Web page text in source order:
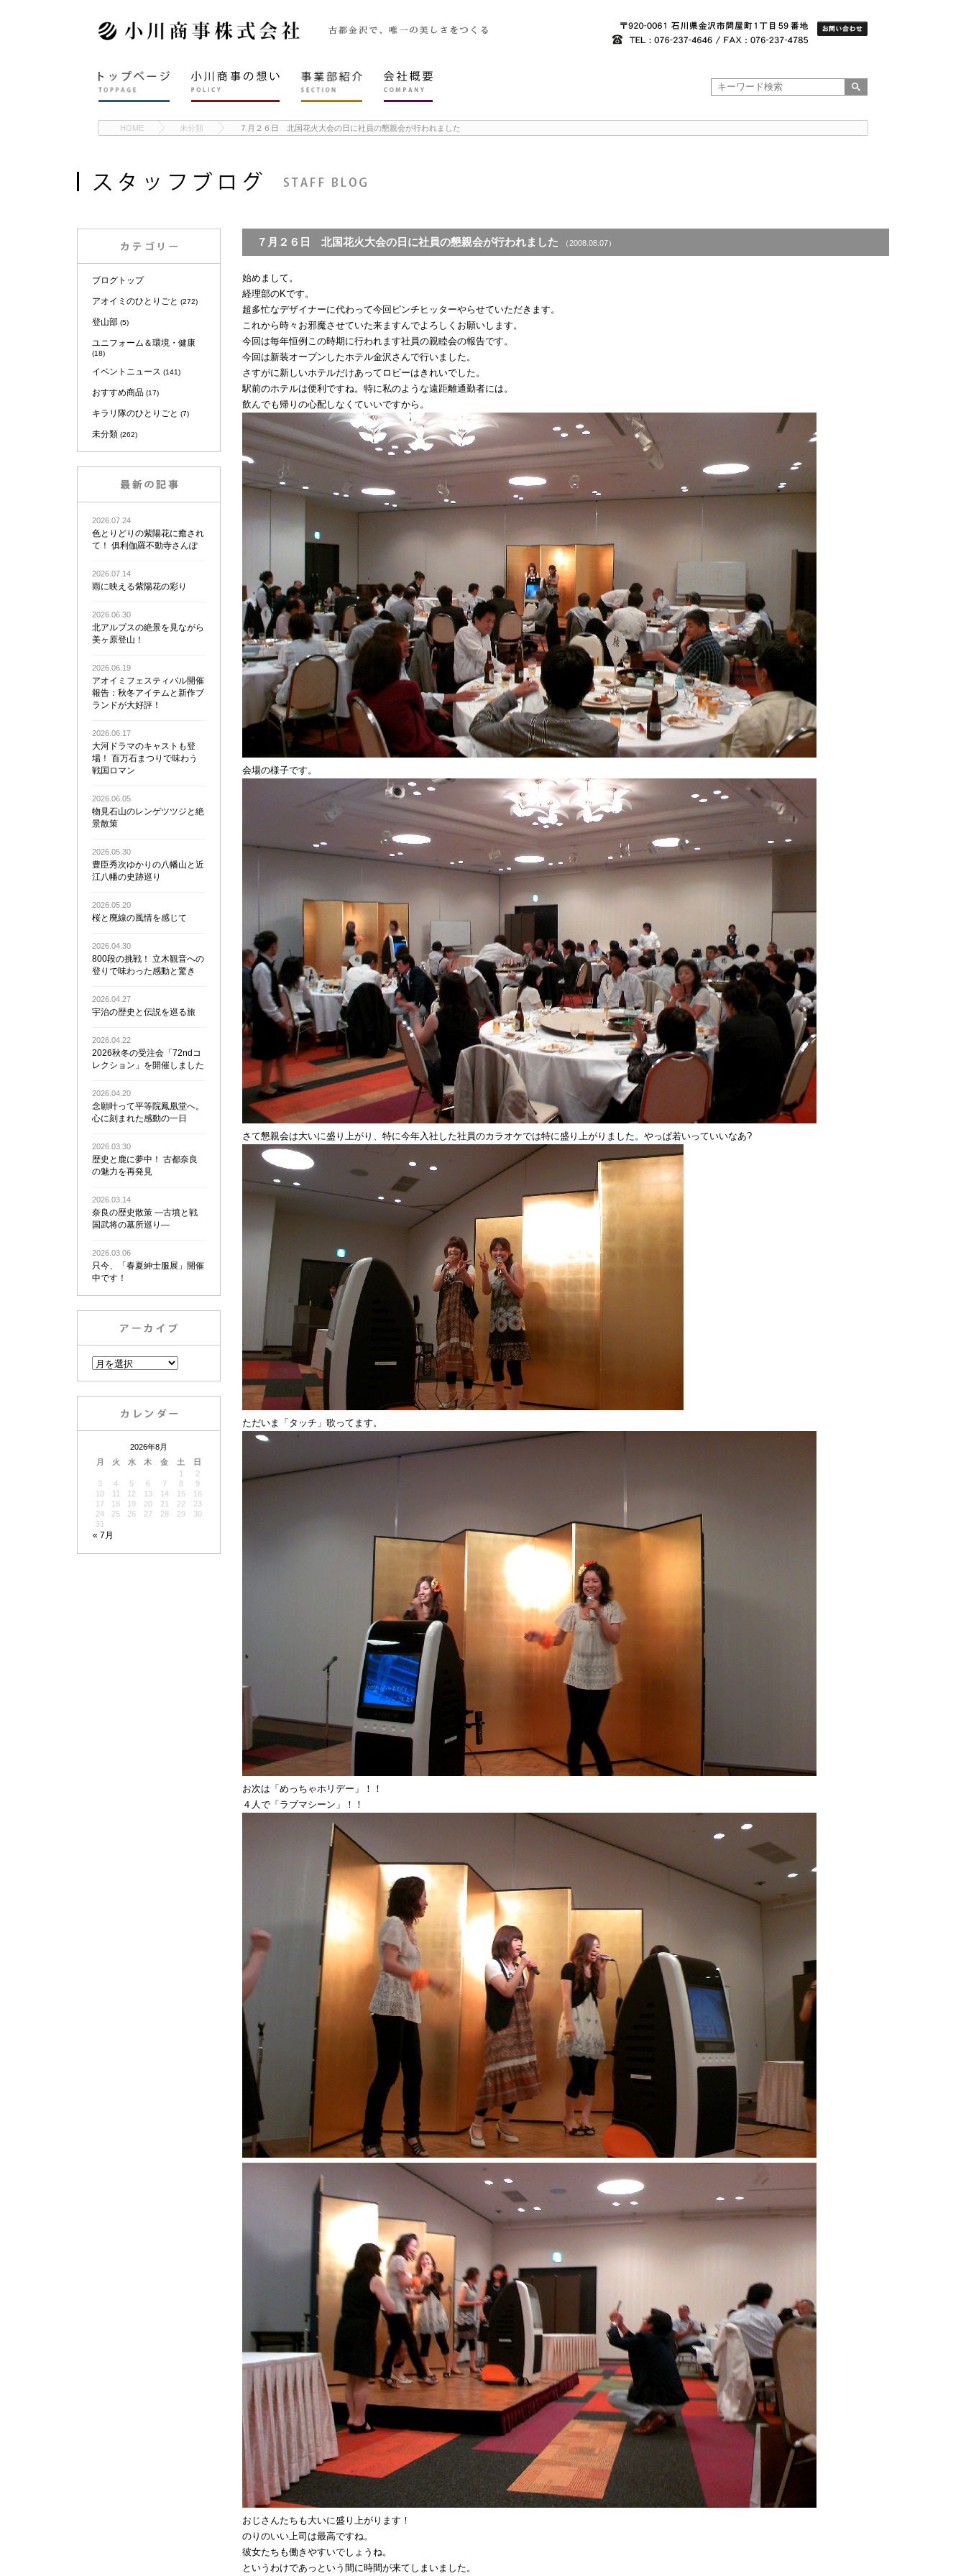
HOME 未分類 ７月２６日 北国花火大会の日に社員の懇親会が行われました
ブログトップ
アオイミのひとりごと (272)
登山部 (5)
ユニフォーム＆環境・健康
(18)
イベントニュース (141)
おすすめ商品 (17)
キラリ隊のひとりごと (7)
未分類 (262)
2026.07.24
色とりどりの紫陽花に癒され
て！ 俱利伽羅不動寺さんぽ
2026.07.14
雨に映える紫陽花の彩り
2026.06.30
北アルプスの絶景を見ながら
美ヶ原登山！
2026.06.19
アオイミフェスティバル開催
報告：秋冬アイテムと新作ブ
ランドが大好評！
2026.06.17
大河ドラマのキャストも登
場！ 百万石まつりで味わう
戦国ロマン
2026.06.05
物見石山のレンゲツツジと絶
景散策
2026.05.30
豊臣秀次ゆかりの八幡山と近
江八幡の史跡巡り
2026.05.20
桜と廃線の風情を感じて
2026.04.30
800段の挑戦！ 立木観音への
登りで味わった感動と驚き
2026.04.27
宇治の歴史と伝説を巡る旅
2026.04.22
2026秋冬の受注会「72ndコ
レクション」を開催しました
2026.04.20
念願叶って平等院鳳凰堂へ。
心に刻まれた感動の一日
2026.03.30
歴史と鹿に夢中！ 古都奈良
の魅力を再発見
2026.03.14
奈良の歴史散策 ―古墳と戦
国武将の墓所巡り―
2026.03.06
只今、「春夏紳士服展」開催
中です！
2026年8月
月
火 水 木 金 土 日
« 7月
1
2
3
4 5 6 7 8
9
10
11 12 13 14 15
16
17
18 19 20 21 22
23
24
25 26 27 28 29
30
31
７月２６日 北国花火大会の日に社員の懇親会が行われました （2008.08.07）
始めまして。
経理部のKです。
超多忙なデザイナーに代わって今回ピンチヒッターやらせていただきます。
これから時々お邪魔させていた来ますんでよろしくお願いします。
今回は毎年恒例この時期に行われます社員の親睦会の報告です。
今回は新装オープンしたホテル金沢さんで行いました。
さすがに新しいホテルだけあってロビーはきれいでした。
駅前のホテルは便利ですね。特に私のような遠距離通勤者には。
飲んでも帰りの心配しなくていいですから。
会場の様子です。
さて懇親会は大いに盛り上がり、特に今年入社した社員のカラオケでは特に盛り上がりました。やっぱ若いっていいなあ?
ただいま「タッチ」歌ってます。
お次は「めっちゃホリデー」！！
４人で「ラブマシーン」！！
おじさんたちも大いに盛り上がります！
のりのいい上司は最高ですね。
彼女たちも働きやすいでしょうね。
というわけであっという間に時間が来てしまいました。